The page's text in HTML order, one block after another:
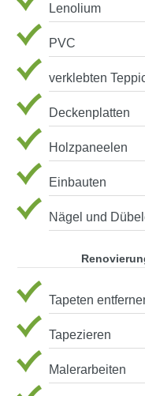
Lenolium
PVC
verklebten
Deckenplatten
Holzpaneelen
Einbauten
Nägel und
Tapeten
Tapezieren
Malerarbeiten